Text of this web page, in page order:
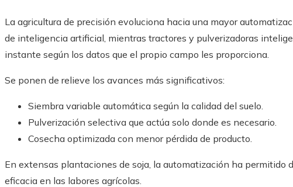
La agricultura de precisión evoluciona hacia una mayor
de inteligencia artificial, mientras tractores y pulverizadoras
instante según los datos que el propio campo les proporciona.
Se ponen de relieve los avances más significativos:
Siembra variable automática según la calidad del suelo.
Pulverización selectiva que actúa solo donde es necesario.
Cosecha optimizada con menor pérdida de producto.
En extensas plantaciones de soja, la automatización ha permitido
eficacia en las labores agrícolas.